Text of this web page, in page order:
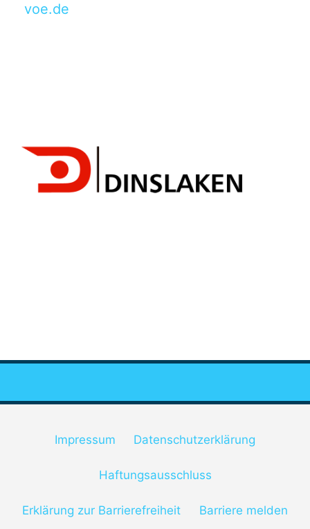
voe.de
Impressum Datenschutzerklärung
Haftungsausschluss
Erklärung zur Barrierefreiheit Barriere melden